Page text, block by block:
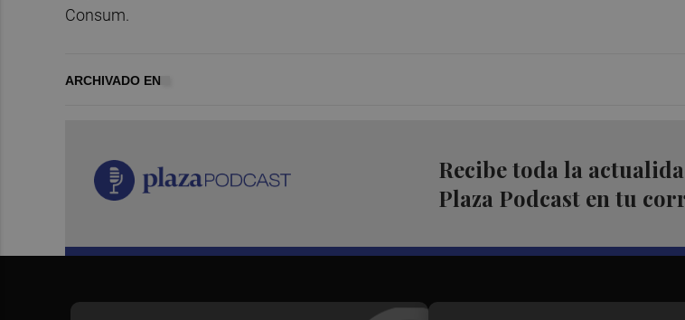
Consum.
ARCHIVADO EN
Recibe toda la
Plaza Podcast en tu